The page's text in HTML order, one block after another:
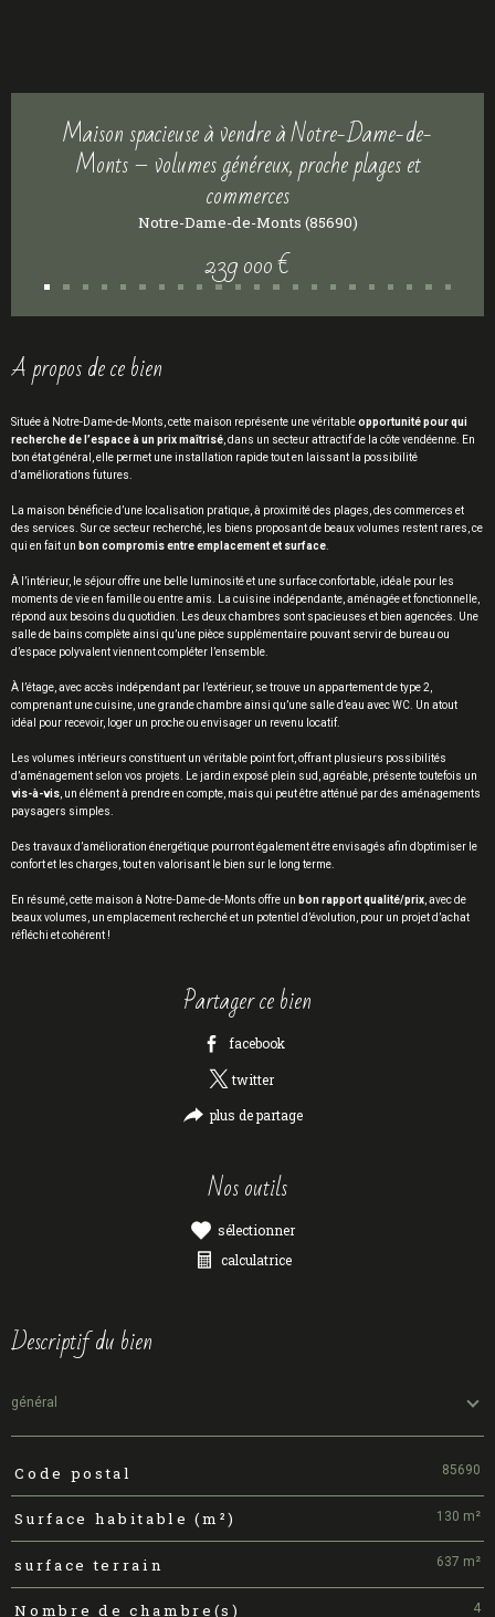
Maison spacieuse à vendre à Notre-Dame-de-
Monts – volumes généreux, proche plages et
commerces
Notre-Dame-de-Monts (85690)
239 000 €
a propos de ce bien
Située à Notre-Dame-de-Monts, cette maison représente une véritableopportunité pour qui
recherche de l’espace à un prix maîtrisé , dans un secteur attractif de la côte vendéenne. En
bon état général, elle permet une installation rapide tout en laissant la possibilité
d’améliorations futures.
La maison bénéficie d’une localisation pratique, à proximité des plages, des commerces et
des services. Sur ce secteur recherché, les biens proposant de beaux volumes restent rares, ce
qui en fait un bon compromis entre emplacement et surface
À l’intérieur, le séjour offre une belle luminosité et une surface confortable, idéale pour les
moments de vie en famille ou entre amis. La cuisine indépendante, aménagée et fonctionnelle,
répond aux besoins du quotidien. Les deux chambres sont spacieuses et bien agencées. Une
salle de bains complète ainsi qu’une pièce supplémentaire pouvant servir de bureau ou
d’espace polyvalent viennent compléter l’ensemble.
À l’étage, avec accès indépendant par l’extérieur, se trouve un appartement de type 2,
comprenant une cuisine, une grande chambre ainsi qu’une salle d’eau avec WC. Un atout
idéal pour recevoir, loger un proche ou envisager un revenu locatif.
Les volumes intérieurs constituent un véritable point fort, offrant plusieurs possibilités
d’aménagement selon vos projets. Le jardin exposé plein sud, agréable, présente toutefois un
vis-à-vis , un élément à prendre en compte, mais qui peut être atténué par des aménagements
paysagers simples.
Des travaux d’amélioration énergétique pourront également être envisagés afin d’optimiser le
confort et les charges, tout en valorisant le bien sur le long terme.
En résumé, cette maison à Notre-Dame-de-Monts offre un bon rapport qualité/prix , avec de
beaux volumes, un emplacement recherché et un potentiel d’évolution, pour un projet d’achat
réfléchi et cohérent !
partager ce bien
facebook
twitter
plus de partage
nos outils
sélectionner
calculatrice
descriptif du bien
général
TRAD_PAMPERO_Caracteristique
Code postal 85690
Surface habitable (m²) 130 m²
surface terrain 637 m²
Nombre de chambre(s) 4